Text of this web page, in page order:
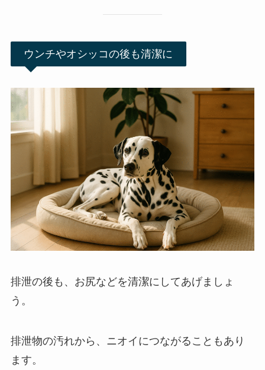
ウンチやオシッコの後も清潔に
排泄の後も、お尻などを清潔にしてあげましょ
う。
排泄物の汚れから、ニオイにつながることもあり
ます。